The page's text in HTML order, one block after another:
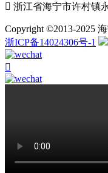
 浙江省海宁市许村镇
Copyright ©2013-2025
浙ICP备14024306号-1
